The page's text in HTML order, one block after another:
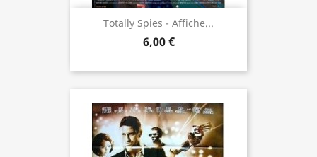
Totally Spies - Affiche...
6,00 €